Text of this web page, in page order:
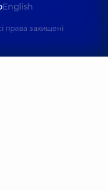
English
права захищені